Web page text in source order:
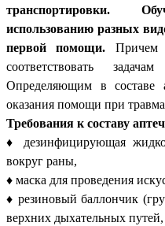
транспортировки.
использованию разных
первой помощи. Причем
соответствовать
Определяющим в составе
оказания помощи при
Требования к составу
♦ дезинфицирующая
вокруг раны,
♦ маска для проведения
♦ резиновый баллончик
верхних дыхательных путей,